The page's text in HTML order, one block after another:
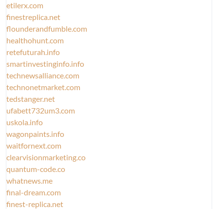
etilerx.com
finestreplica.net
flounderandfumble.com
healthohunt.com
retefuturah.info
smartinvestinginfo.info
technewsalliance.com
technonetmarket.com
tedstanger.net
ufabett732um3.com
uskola.info
wagonpaints.info
waitfornext.com
clearvisionmarketing.co
quantum-code.co
whatnews.me
final-dream.com
finest-replica.net